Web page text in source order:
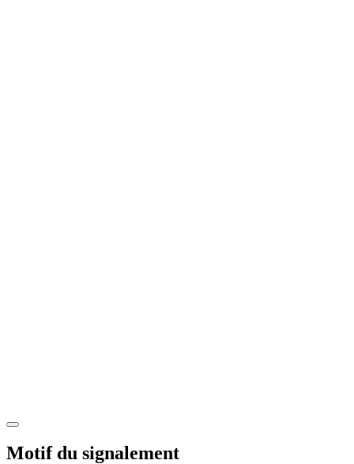
Motif du signalement